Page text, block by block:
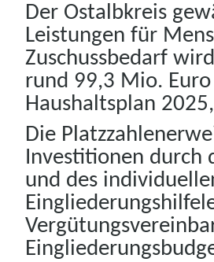
Der Ostalbkreis
Leistungen für
Zuschussbedarf
rund 99,3 Mio.
Haushaltsplan
Die
Investitionen durch
und des